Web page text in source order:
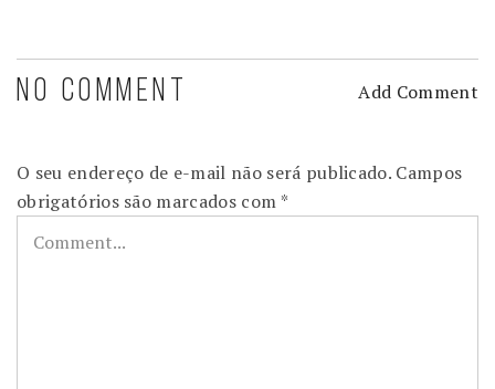
NO COMMENT Add Comment
O seu endereço de e-mail não será publicado. Campos
obrigatórios são marcados com *